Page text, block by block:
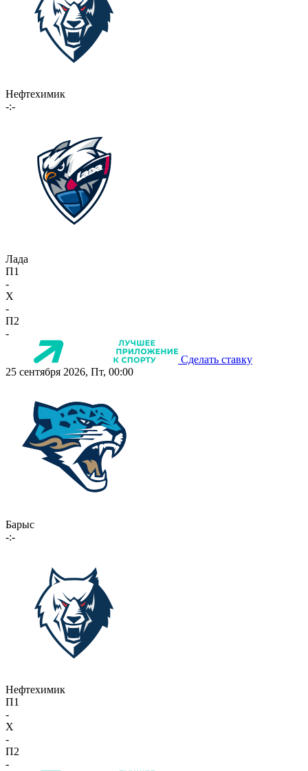
Нефтехимик
-:-
Лада
П1
-
X
-
П2
-
Сделать ставку
25 сентября 2026, Пт, 00:00
Барыс
-:-
Нефтехимик
П1
-
X
-
П2
-